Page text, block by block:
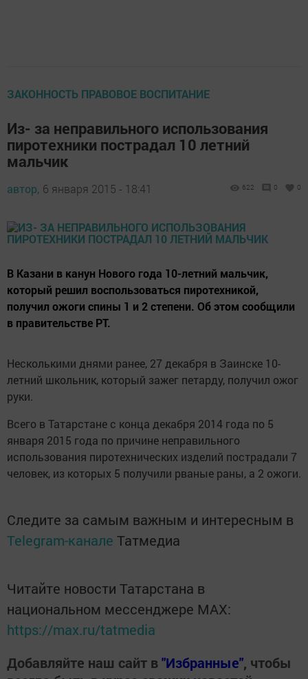
ЗАКОННОСТЬ ПРАВОВОЕ ВОСПИТАНИЕ
Из- за неправильного использования
пиротехники пострадал 10 летний
мальчик
автор, 6 января 2015 - 18:41 622 0 0
В Казани в канун Нового года 10-летний мальчик,
который решил воспользоваться пиротехникой,
получил ожоги спины 1 и 2 степени. Об этом сообщили
в правительстве РТ.
Несколькими днями ранее, 27 декабря в Заинске 10-
летний школьник, который зажег петарду, получил ожог
руки.
Всего в Татарстане с конца декабря 2014 года по 5
января 2015 года по причине неправильного
использования пиротехнических изделий пострадали 7
человек, из которых 5 получили рваные раны, а 2 ожоги.
Следите за самым важным и интересным в
Telegram-канале Татмедиа
Читайте новости Татарстана в
национальном мессенджере MАХ:
https://max.ru/tatmedia
Добавляйте наш сайт в"Избранные", чтобы